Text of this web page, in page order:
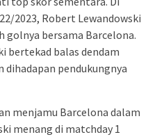
2023, Robert Lewandowski
golnya bersama Barcelona.
bertekad balas dendam
dihadapan pendukungnya
menjamu Barcelona dalam
menang di matchday 1